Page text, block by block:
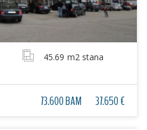
45.69 m2 stana
73.600 BAM 37.650 €